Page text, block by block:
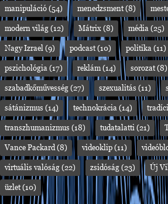
manipuláció (54) menedzsment(8)
modern világ (12) Mátrix (8) média (25)
Nagy Izrael (9) podcast(10) politika (11)
pszichológia (17) reklám(14) sorozat(8)
szabadkőművesség (27) szexualitás (11)
sátánizmus (14) technokrácia (14)
transzhumanizmus (18) tudatalatti (21)
Vance Packard(8) videoklip (11)
virtuális valóság (22) zsidóság (23) Új
üzlet(10)